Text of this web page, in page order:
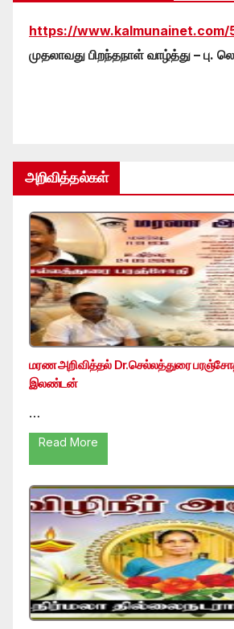
https://
முதலாவது பிறந்தநாள் வாழ்த்து – பு.
அறிவித்தல்கள்
மரண அறிவித்தல் Dr.செல்லத்துரை
இலண்டன்
…
Read More